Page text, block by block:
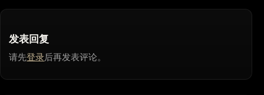
发表回复
请先登录后再发表评论。